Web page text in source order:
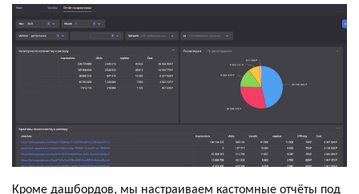
Кроме дашбордов, мы настраиваем кастомные отчёты под